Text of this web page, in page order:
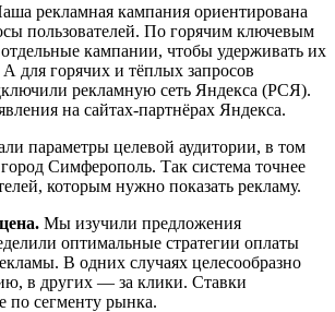
рекламная кампания ориентирована
пользователей. По горячим ключевым
кампании, чтобы удерживать их
для горячих и тёплых запросов
рекламную сеть Яндекса (РСЯ).
на сайтах-партнёрах Яндекса.
параметры целевой аудитории, в том
Симферополь. Так система точнее
которым нужно показать рекламу.
Мы изучили предложения
оптимальные стратегии оплаты
В одних случаях целесообразно
в других — за клики. Ставки
по сегменту рынка.